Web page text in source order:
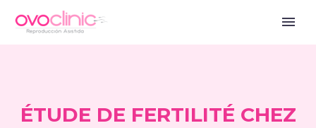
ÉTUDE DE FERTILITÉ CHEZ